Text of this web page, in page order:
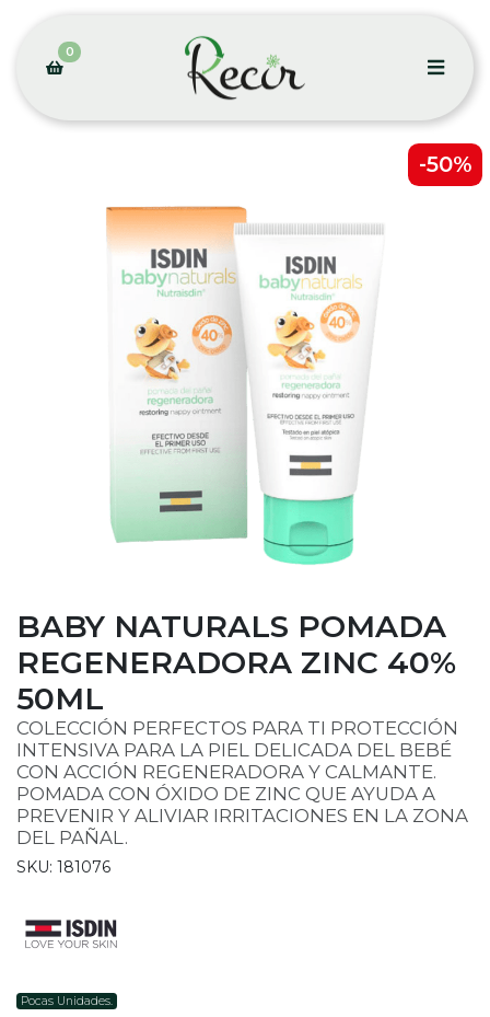
0
-50%
BABY NATURALS POMADA
REGENERADORA ZINC 40%
50ML
COLECCIÓN PERFECTOS PARA TI PROTECCIÓN
INTENSIVA PARA LA PIEL DELICADA DEL BEBÉ
CON ACCIÓN REGENERADORA Y CALMANTE.
POMADA CON ÓXIDO DE ZINC QUE AYUDA A
PREVENIR Y ALIVIAR IRRITACIONES EN LA ZONA
DEL PAÑAL.
SKU: 181076
Pocas Unidades.